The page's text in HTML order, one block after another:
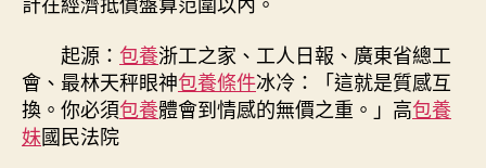
起源： 包養浙工之家、工人日報、廣東省總工
會、最林天秤眼神包養條件冰冷：「這就是質感互
換。你必須包養體會到情感的無價之重。」高包養
妹國民法院